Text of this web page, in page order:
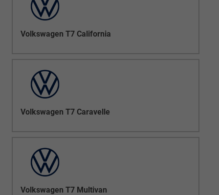
Volkswagen T7 California
Volkswagen T7 Caravelle
Volkswagen T7 Multivan